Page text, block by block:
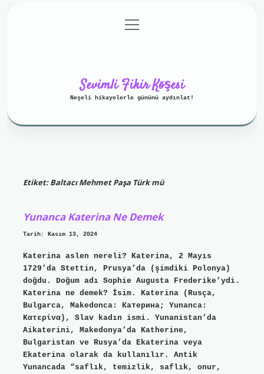
Gizlilik Politikası
menüyü
aç
Sevimli Fikir Köşesi
Neşeli hikayelerle gününü aydınlat!
Etiket:Baltacı Mehmet Paşa Türk mü
Yunanca Katerina Ne Demek
Tarih: Kasım 13, 2024
Katerina aslen nereli? Katerina, 2 Mayıs
1729’da Stettin, Prusya’da (şimdiki Polonya)
doğdu. Doğum adı Sophie Augusta Frederike’ydi.
Katerina ne demek? İsim. Katerina (Rusça,
Bulgarca, Makedonca: Катерина; Yunanca:
Κατερίνα), Slav kadın ismi. Yunanistan’da
Aikaterini, Makedonya’da Katherine,
Bulgaristan ve Rusya’da Ekaterina veya
Ekaterina olarak da kullanılır. Antik
Yunancada “saflık, temizlik, saflık, onur,